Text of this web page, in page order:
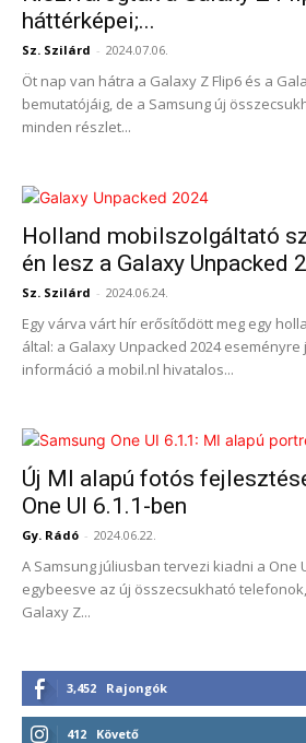
háttérképei;...
Sz. Szilárd - 2024.07.06.
Öt nap van hátra a Galaxy Z Flip6 és a
bemutatójáig, de a Samsung új
minden részlet...
Holland mobilszolgáltató
én lesz a Galaxy Unpacked
Sz. Szilárd - 2024.06.24.
Egy várva várt hír erősítődött meg egy
által: a Galaxy Unpacked 2024 eseményre
információ a mobil.nl hivatalos...
Új MI alapú fotós
One UI 6.1.1-ben
Gy. Rádó - 2024.06.22.
A Samsung júliusban tervezi kiadni a One
egybeesve az új összecsukható
Galaxy Z...
3,452 Rajongók
412 Követő